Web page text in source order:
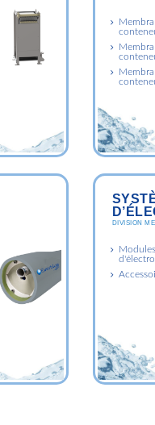
DIVISION
Modules